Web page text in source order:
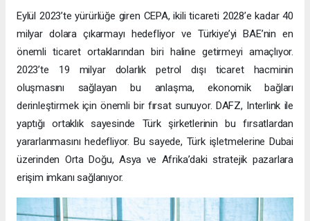
Eylül 2023’te yürürlüğe giren CEPA, ikili ticareti 2028’e kadar 40
milyar dolara çıkarmayı hedefliyor ve Türkiye’yi BAE’nin en
önemli ticaret ortaklarından biri haline getirmeyi amaçlıyor.
2023’te 19 milyar dolarlık petrol dışı ticaret hacminin
oluşmasını sağlayan bu anlaşma, ekonomik bağları
derinleştirmek için önemli bir fırsat sunuyor. DAFZ, Interlink ile
yaptığı ortaklık sayesinde Türk şirketlerinin bu fırsatlardan
yararlanmasını hedefliyor. Bu sayede, Türk işletmelerine Dubai
üzerinden Orta Doğu, Asya ve Afrika’daki stratejik pazarlara
erişim imkanı sağlanıyor.